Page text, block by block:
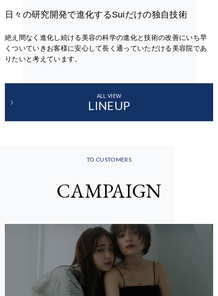
日々の研究開発で進化するSuiだけの独自技術
絶え間なく進化し続ける美容の科学の進化と技術の改善にいち早
くついていきお客様に安心して長く通っていただける美容院であ
りたいと考えています。
ALL VIEW
LINEUP
TO CUSTOMERS
CAMPAIGN